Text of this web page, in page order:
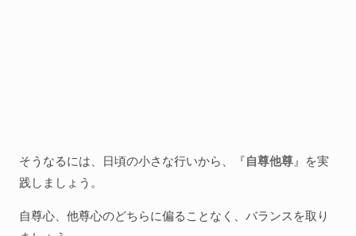
そうなるには、日頃の小さな行いから、『自尊他尊』を実
践しましょう。
自尊心、他尊心のどちらに偏ることなく、バランスを取り